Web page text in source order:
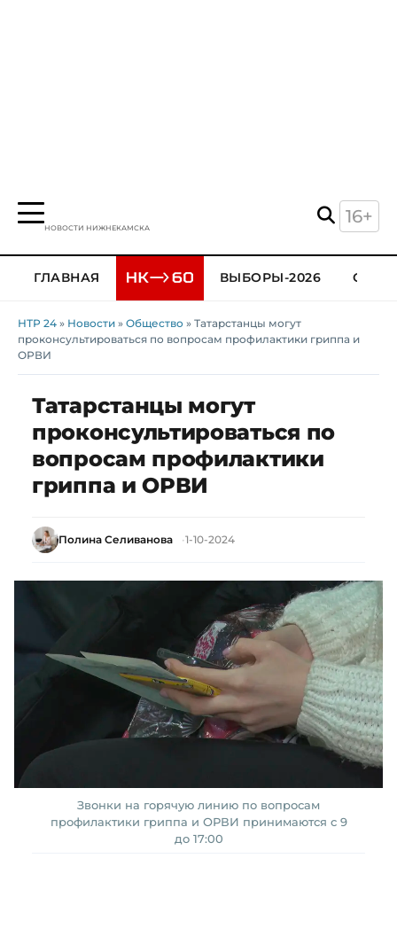
НОВОСТИ НИЖНЕКАМСКА
16+
ГЛАВНАЯ ВЫБОРЫ-2026
НТР 24 » Новости » Общество » Татарстанцы могут
проконсультироваться по вопросам профилактики гриппа и
ОРВИ
Татарстанцы могут
проконсультироваться по
вопросам профилактики
гриппа и ОРВИ
Полина Селиванова 1-10-2024
Звонки на горячую линию по вопросам
профилактики гриппа и ОРВИ принимаются с 9
до 17:00